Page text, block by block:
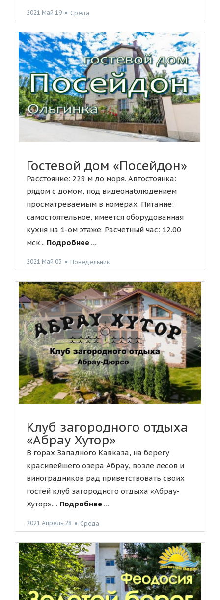
2021 Май 19 ● Среда
Гостевой дом «Посейдон»
Расстояние: 228 м до моря. Автостоянка:
рядом с домом, под видеонаблюдением
просматреваемым в номерах. Питание:
самостоятельное, имеется оборудованная
кухня на 1-ом этаже. Расчетный час: 12.00
мск... Подробнее ...
2021 Май 03 ● Понедельник
Клуб загородного отдыха
«Абрау Хутор»
В горах Западного Кавказа, на берегу
красивейшего озера Абрау, возле лесов и
виноградников рад приветствовать своих
гостей клуб загородного отдыха «Абрау-
Хутор».... Подробнее ...
2021 Апрель 28 ● Среда